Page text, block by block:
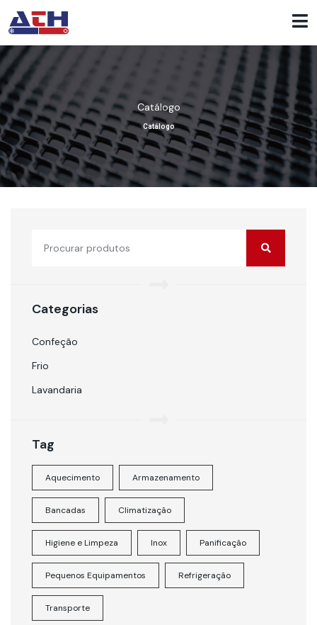
Catálogo
Catálogo
Categorias
Confeção
Frio
Lavandaria
Tag
Aquecimento Armazenamento
Bancadas Climatização
Higiene e Limpeza Inox Panificação
Pequenos Equipamentos Refrigeração
Transporte